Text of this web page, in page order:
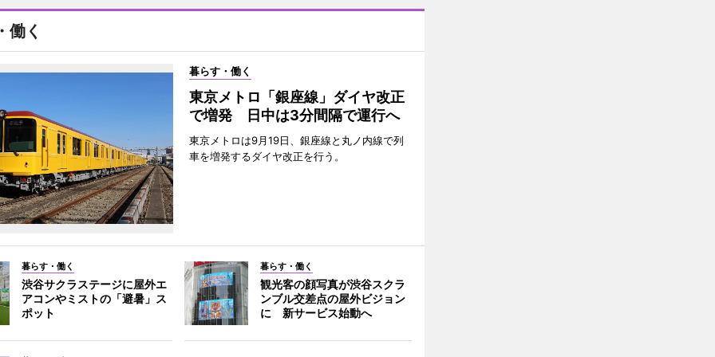
働く
暮らす・働く
東京メトロ「銀座線」ダイヤ改正
で増発 日中は3分間隔で運行へ
東京メトロは9月19日、銀座線と丸ノ内線で列
車を増発するダイヤ改正を行う。
暮らす・働く
渋谷サクラステージに屋外エ
アコンやミストの「避暑」ス
ポット
暮らす・働く
観光客の顔写真が渋谷スクラ
ンブル交差点の屋外ビジョン
に 新サービス始動へ